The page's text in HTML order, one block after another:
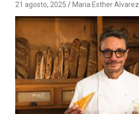
21 agosto, 2025 Maria Esther Alvarez